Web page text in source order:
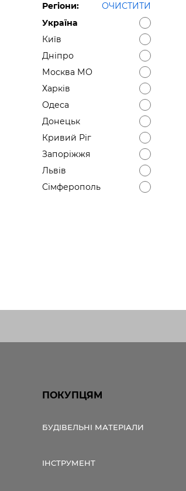
Регіони:
ОЧИСТИТИ
Україна
Київ
Дніпро
Москва МО
Харків
Одеса
Донецьк
Кривий Ріг
Запоріжжя
Львів
Сімферополь
ПОКУПЦЯМ
БУДІВЕЛЬНІ МАТЕРІАЛИ
ІНСТРУМЕНТ